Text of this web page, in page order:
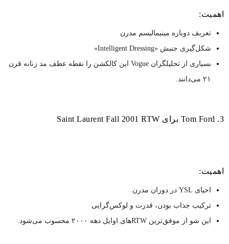
اهمیت:
تعریف دوباره مینیمالیسم مدرن
شکل‌گیری جنبش «Intelligent Dressing»
بسیاری از تحلیلگران Vogue این کالکشن را نقطه عطف مد زنانه قرن
۲۱ می‌دانند.
3. Tom Ford برای Saint Laurent Fall 2001 RTW
اهمیت:
احیای YSL در دوران مدرن
ترکیب جذاب ‌بودن، قدرت و لوکس‌گرایی
این شو از موفق‌ترین RTWهای اوایل دهه ۲۰۰۰ محسوب می‌شود.